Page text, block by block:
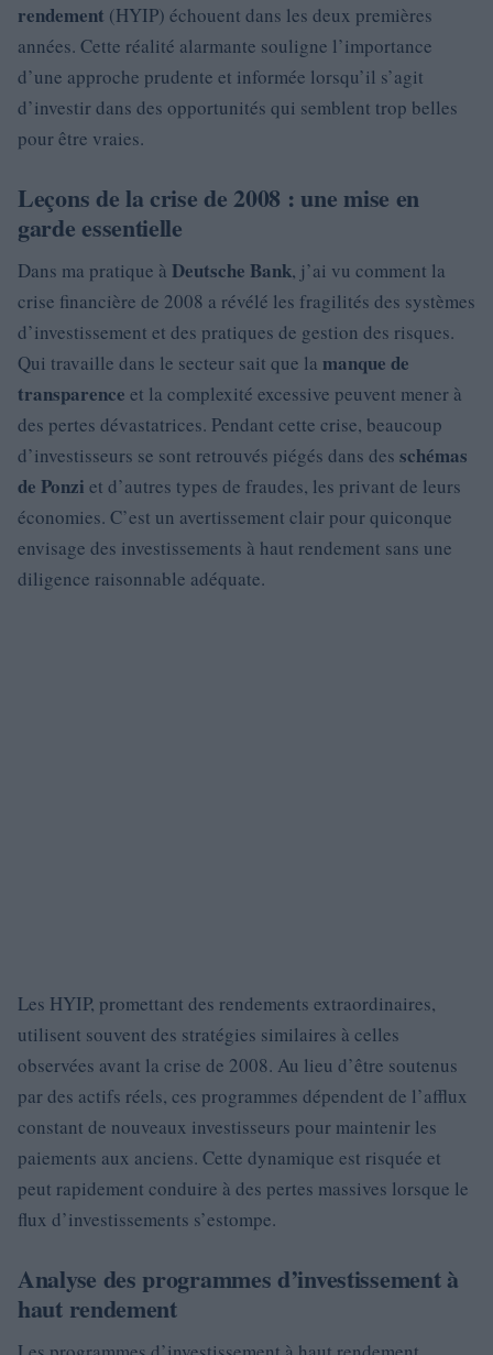
rendement (HYIP) échouent dans les deux premières
années. Cette réalité alarmante souligne l’importance
d’une approche prudente et informée lorsqu’il s’agit
d’investir dans des opportunités qui semblent trop belles
pour être vraies.
Leçons de la crise de 2008 : une mise en
garde essentielle
Dans ma pratique à Deutsche Bank, j’ai vu comment la
crise financière de 2008 a révélé les fragilités des systèmes
d’investissement et des pratiques de gestion des risques.
Qui travaille dans le secteur sait que la manque de
transparence et la complexité excessive peuvent mener à
des pertes dévastatrices. Pendant cette crise, beaucoup
d’investisseurs se sont retrouvés piégés dans des schémas
de Ponzi et d’autres types de fraudes, les privant de leurs
économies. C’est un avertissement clair pour quiconque
envisage des investissements à haut rendement sans une
diligence raisonnable adéquate.
Les HYIP, promettant des rendements extraordinaires,
utilisent souvent des stratégies similaires à celles
observées avant la crise de 2008. Au lieu d’être soutenus
par des actifs réels, ces programmes dépendent de l’afflux
constant de nouveaux investisseurs pour maintenir les
paiements aux anciens. Cette dynamique est risquée et
peut rapidement conduire à des pertes massives lorsque le
flux d’investissements s’estompe.
Analyse des programmes d’investissement à
haut rendement